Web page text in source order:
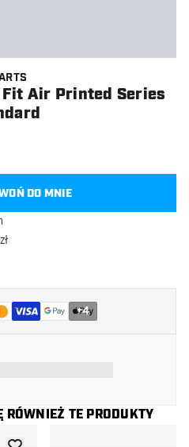
Air Printed Series
DO MNIE
+4
TE PRODUKTY